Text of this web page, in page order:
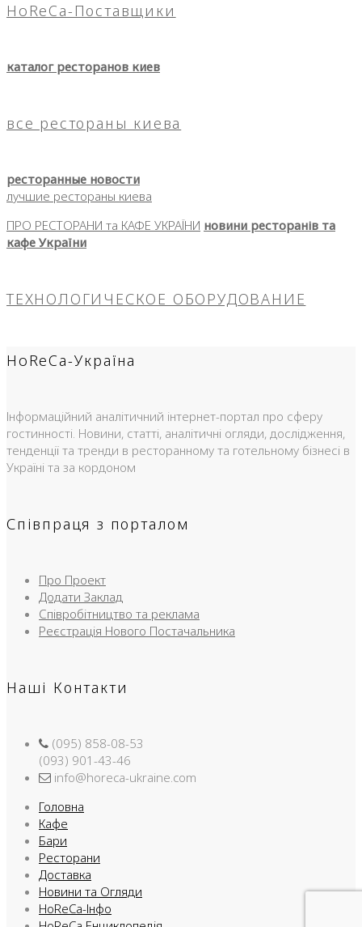
HoReCa-Поставщики
каталог ресторанов киев
все рестораны киева
ресторанные новости
лучшие рестораны киева
ПРО РЕСТОРАНИ та КАФЕ УКРАЇНИ новини ресторанів та
кафе України
ТЕХНОЛОГИЧЕСКОЕ ОБОРУДОВАНИЕ
HoReCa-Україна
Інформаційний аналітичний інтернет-портал про сферу
гостинності. Новини, статті, аналітичні огляди, дослідження,
тенденції та тренди в ресторанному та готельному бізнесі в
Україні та за кордоном
Співпраця з порталом
Про Проект
Додати Заклад
Співробітництво та реклама
Реєстрація Нового Постачальника
Наші Контакти
(095) 858-08-53
(093) 901-43-46
info@horeca-ukraine.com
Головна
Кафе
Бари
Ресторани
Доставка
Новини та Огляди
HoReCa-Інфо